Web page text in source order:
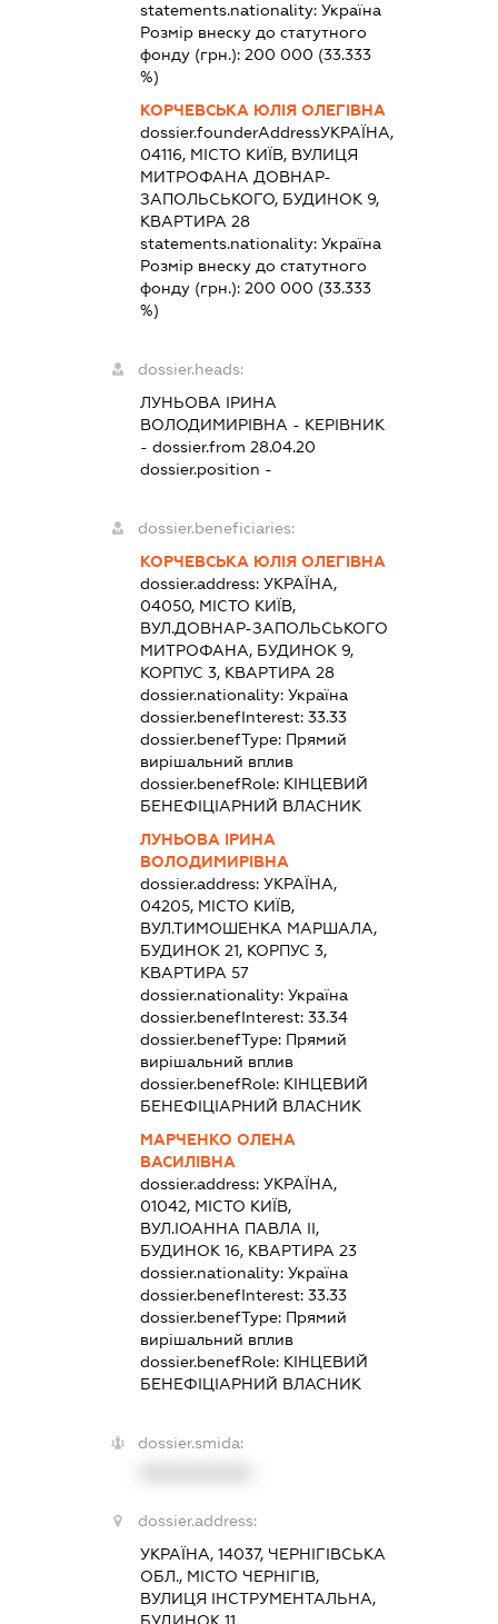
statements.nationality:Україна
Розмір внеску до статутного
фонду (грн.):200 000 (33.333
%)
КОРЧЕВСЬКА ЮЛІЯ ОЛЕГІВНА
dossier.founderAddressУКРАЇНА,
04116, МІСТО КИЇВ, ВУЛИЦЯ
МИТРОФАНА ДОВНАР-
ЗАПОЛЬСЬКОГО, БУДИНОК 9,
КВАРТИРА 28
statements.nationality:Україна
Розмір внеску до статутного
фонду (грн.):200 000 (33.333
%)
dossier.heads:
ЛУНЬОВА ІРИНА
ВОЛОДИМИРІВНА - КЕРІВНИК
- dossier.from 28.04.20
dossier.position -
dossier.beneficiaries:
КОРЧЕВСЬКА ЮЛІЯ ОЛЕГІВНА
dossier.address:УКРАЇНА,
04050, МІСТО КИЇВ,
ВУЛ.ДОВНАР-ЗАПОЛЬСЬКОГО
МИТРОФАНА, БУДИНОК 9,
КОРПУС 3, КВАРТИРА 28
dossier.nationality:Україна
dossier.benefInterest:33.33
dossier.benefType: Прямий
вирішальний вплив
dossier.benefRole: КІНЦЕВИЙ
БЕНЕФІЦІАРНИЙ ВЛАСНИК
ЛУНЬОВА ІРИНА
ВОЛОДИМИРІВНА
dossier.address:УКРАЇНА,
04205, МІСТО КИЇВ,
ВУЛ.ТИМОШЕНКА МАРШАЛА,
БУДИНОК 21, КОРПУС 3,
КВАРТИРА 57
dossier.nationality:Україна
dossier.benefInterest:33.34
dossier.benefType: Прямий
вирішальний вплив
dossier.benefRole: КІНЦЕВИЙ
БЕНЕФІЦІАРНИЙ ВЛАСНИК
МАРЧЕНКО ОЛЕНА
ВАСИЛІВНА
dossier.address:УКРАЇНА,
01042, МІСТО КИЇВ,
ВУЛ.ІОАННА ПАВЛА ІІ,
БУДИНОК 16, КВАРТИРА 23
dossier.nationality:Україна
dossier.benefInterest:33.33
dossier.benefType: Прямий
вирішальний вплив
dossier.benefRole: КІНЦЕВИЙ
БЕНЕФІЦІАРНИЙ ВЛАСНИК
dossier.smida:
dossier.address:
УКРАЇНА, 14037, ЧЕРНІГІВСЬКА
ОБЛ., МІСТО ЧЕРНІГІВ,
ВУЛИЦЯ ІНСТРУМЕНТАЛЬНА,